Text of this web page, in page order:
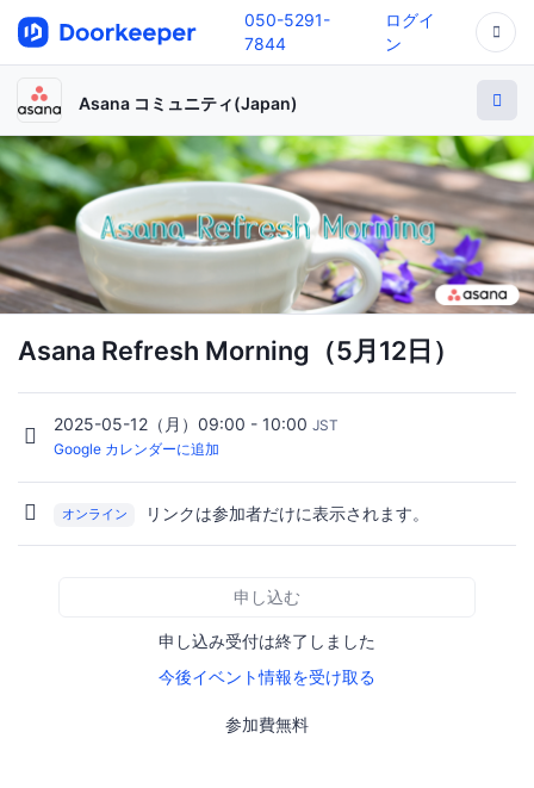
050-5291-
7844
ログイ
ン
Asana コミュニティ(Japan)
Asana Refresh Morning（5月12日）
2025-05-12（月）09:00 - 10:00 JST
Google カレンダーに追加
オンライン リンクは参加者だけに表示されます。
申し込む
申し込み受付は終了しました
今後イベント情報を受け取る
参加費無料